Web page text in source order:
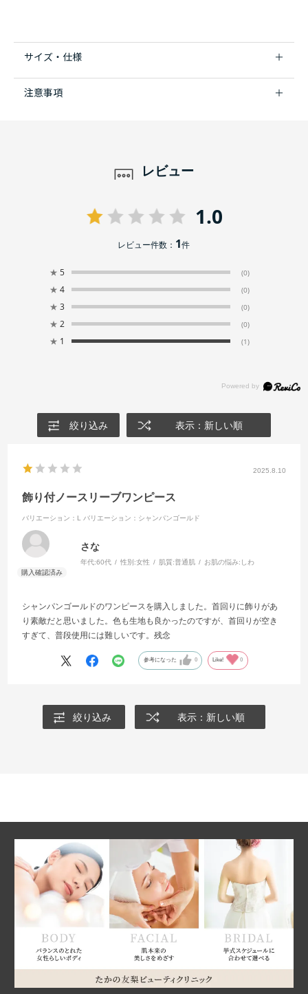
サイズ・仕様
注意事項
レビュー
1.0
レビュー件数： 1件
★ 5 (0)
★ 4 (0)
★ 3 (0)
★ 2 (0)
★ 1 (1)
絞り込み 表示：新しい順
2025.8.10
飾り付ノースリーブワンピース
バリエーション：L バリエーション：シャンパンゴールド
さな
年代:60代 性別:女性 肌質:普通肌 お肌の悩み: しわ
シャンパンゴールドのワンピースを購入しました。首回りに飾りがあ
り素敵だと思いました。色も生地も良かったのですが、首回りが空き
すぎて、普段使用には難しいです。残念
参考になった 0 Like! 0
絞り込み 表示：新しい順